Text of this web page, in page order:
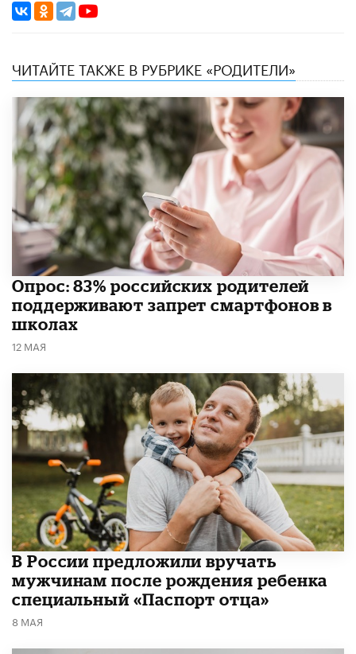
ЧИТАЙТЕ ТАКЖЕ В РУБРИКЕ «РОДИТЕЛИ»
Опрос: 83% российских родителей
поддерживают запрет смартфонов в
школах
12 МАЯ
В России предложили вручать
мужчинам после рождения ребенка
специальный «Паспорт отца»
8 МАЯ